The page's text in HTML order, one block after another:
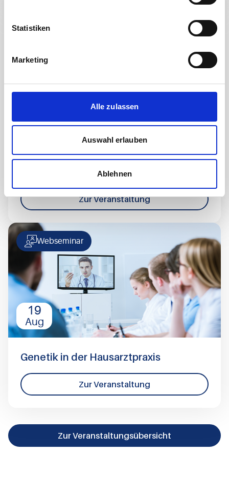
Statistiken
Marketing
Alle zulassen
Auswahl erlauben
Ablehnen
Webseminar
18
Erbliche Hörstörungen: Bedeutung
von genetischer Beratung und
Zur Veranstaltung
Webseminar
19
Aug
Genetik in der Hausarztpraxis
Zur Veranstaltung
Zur Veranstaltungsübersicht